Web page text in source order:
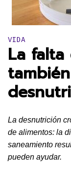
Publicado en:
VIDA
La
La desnutrición
de alimentos: la
saneamiento
pueden ayudar.